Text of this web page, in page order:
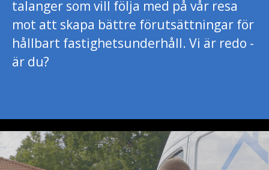
talanger som vill följa med på vår resa
mot att skapa bättre förutsättningar för
hållbart fastighetsunderhåll. Vi är redo -
är du?